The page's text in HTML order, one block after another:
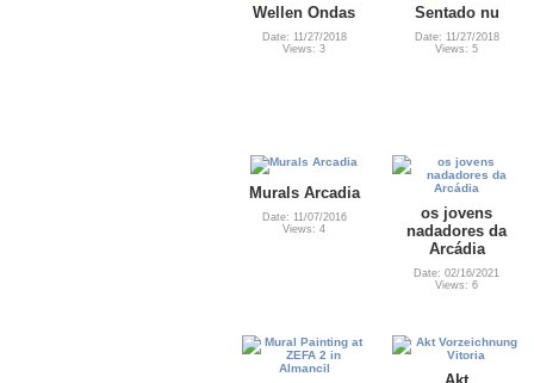
Wellen Ondas
Date: 11/27/2018
Views: 3
Sentado nu
Date: 11/27/2018
Views: 5
Murals Arcadia
Date: 11/07/2016
Views: 4
os jovens
nadadores da
Arcádia
Date: 02/16/2021
Views: 6